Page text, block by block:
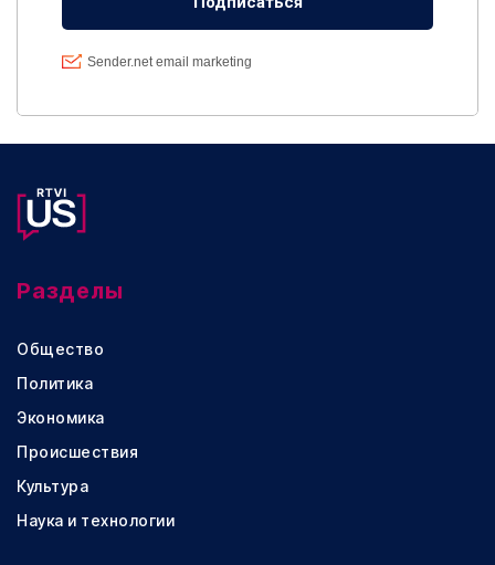
Разделы
Общество
Политика
Экономика
Происшествия
Культура
Наука и технологии